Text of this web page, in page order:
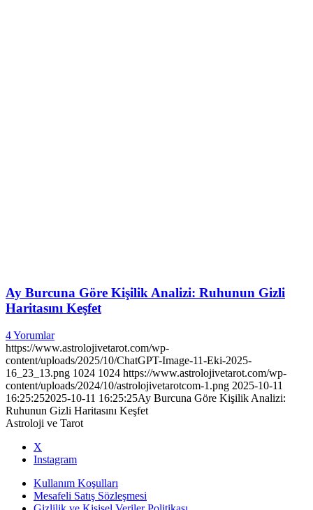
Ay Burcuna Göre Kişilik Analizi: Ruhunun Gizli
Haritasını Keşfet
4 Yorumlar
https://www.astrolojivetarot.com/wp-
content/uploads/2025/10/ChatGPT-Image-11-Eki-2025-
16_23_13.png 1024 1024 https://www.astrolojivetarot.com/wp-
content/uploads/2024/10/astrolojivetarotcom-1.png 2025-10-11
16:25:252025-10-11 16:25:25Ay Burcuna Göre Kişilik Analizi:
Ruhunun Gizli Haritasını Keşfet
Astroloji ve Tarot
X
Instagram
Kullanım Koşulları
Mesafeli Satış Sözleşmesi